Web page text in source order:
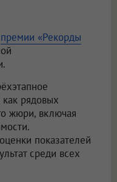
премии «Рекорды
как рядовых
жюри, включая
показателей
среди всех